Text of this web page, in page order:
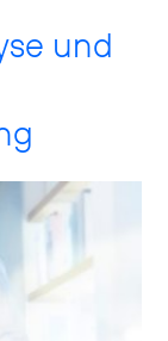
und